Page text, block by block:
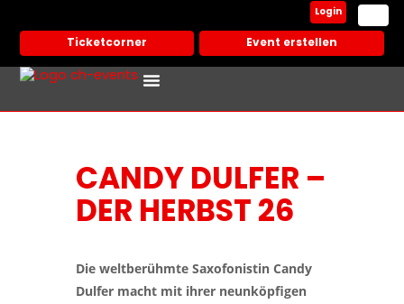
Ticketcorner Event erstellen
Login
CANDY DULFER –
DER HERBST 26
Die weltberühmte Saxofonistin Candy
Dulfer macht mit ihrer neunköpfigen